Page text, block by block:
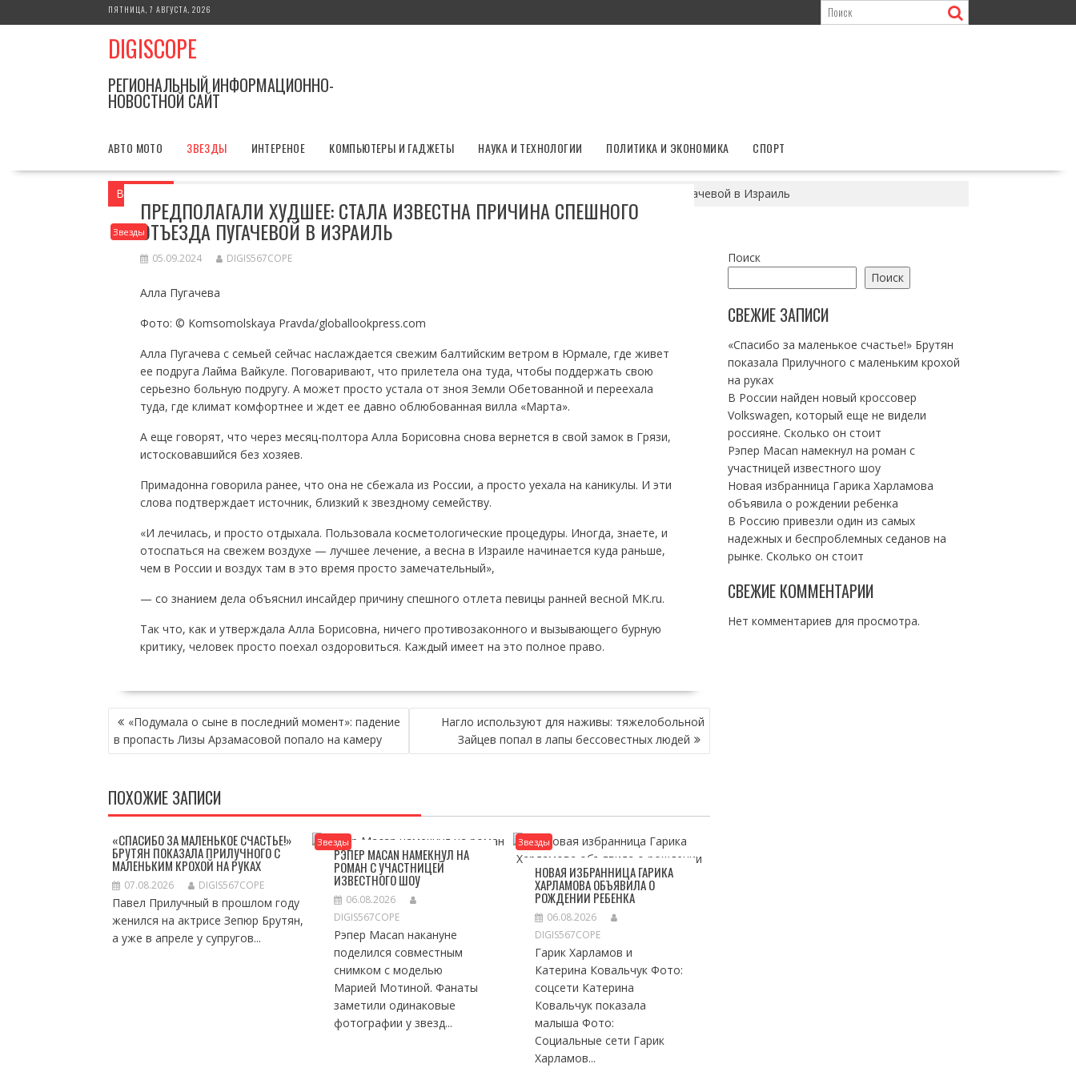
к
ПЯТНИЦА, 7 АВГУСТА, 2026
DIGISCOPE
РЕГИОНАЛЬНЫЙ ИНФОРМАЦИОННО-
НОВОСТНОЙ САЙТ
АВТО МОТО ЗВЕЗДЫ ИНТЕРЕНОЕ КОМПЬЮТЕРЫ И ГАДЖЕТЫ НАУКА И ТЕХНОЛОГИИ ПОЛИТИКА И ЭКОНОМИКА СПОРТ
Вы здесь Предполагали худшее: стала известна причина спешного отъезда Пугачевой в Израиль
Звезды
ПРЕДПОЛАГАЛИ ХУДШЕЕ: СТАЛА ИЗВЕСТНА ПРИЧИНА СПЕШНОГО
ОТЪЕЗДА ПУГАЧЕВОЙ В ИЗРАИЛЬ
05.09.2024 DIGIS567COPE
Алла Пугачева
Фото: © Komsomolskaya Pravda/globallookpress.com
Алла Пугачева с семьей сейчас наслаждается свежим балтийским ветром в Юрмале, где живет
ее подруга Лайма Вайкуле. Поговаривают, что прилетела она туда, чтобы поддержать свою
серьезно больную подругу. А может просто устала от зноя Земли Обетованной и переехала
туда, где климат комфортнее и ждет ее давно облюбованная вилла «Марта».
А еще говорят, что через месяц-полтора Алла Борисовна снова вернется в свой замок в Грязи,
истосковавшийся без хозяев.
Примадонна говорила ранее, что она не сбежала из России, а просто уехала на каникулы. И эти
слова подтверждает источник, близкий к звездному семейству.
«И лечилась, и просто отдыхала. Пользовала косметологические процедуры. Иногда, знаете, и
отоспаться на свежем воздухе — лучшее лечение, а весна в Израиле начинается куда раньше,
чем в России и воздух там в это время просто замечательный»,
— со знанием дела объяснил инсайдер причину спешного отлета певицы ранней весной МК.ru.
Так что, как и утверждала Алла Борисовна, ничего противозаконного и вызывающего бурную
критику, человек просто поехал оздоровиться. Каждый имеет на это полное право.
НАВИГАЦИЯ
ПО
ЗАПИСЯМ
«Подумала о сыне в последний момент»: падение
в пропасть Лизы Арзамасовой попало на камеру
Нагло используют для наживы: тяжелобольной
Зайцев попал в лапы бессовестных людей
ПОХОЖИЕ ЗАПИСИ
«СПАСИБО ЗА МАЛЕНЬКОЕ СЧАСТЬЕ!»
БРУТЯН ПОКАЗАЛА ПРИЛУЧНОГО С
МАЛЕНЬКИМ КРОХОЙ НА РУКАХ
07.08.2026 DIGIS567COPE
Павел Прилучный в прошлом году
женился на актрисе Зепюр Брутян,
а уже в апреле у супругов...
Звезды
РЭПЕР MACAN НАМЕКНУЛ НА
РОМАН С УЧАСТНИЦЕЙ
ИЗВЕСТНОГО ШОУ
06.08.2026
DIGIS567COPE
Рэпер Macan накануне
поделился совместным
снимком с моделью
Марией Мотиной. Фанаты
заметили одинаковые
фотографии у звезд...
Звезды
НОВАЯ ИЗБРАННИЦА ГАРИКА
ХАРЛАМОВА ОБЪЯВИЛА О
РОЖДЕНИИ РЕБЕНКА
06.08.2026
DIGIS567COPE
Гарик Харламов и
Катерина Ковальчук Фото:
соцсети Катерина
Ковальчук показала
малыша Фото:
Социальные сети Гарик
Харламов...
Поиск
Поиск
СВЕЖИЕ ЗАПИСИ
«Спасибо за маленькое счастье!» Брутян
показала Прилучного с маленьким крохой
на руках
В России найден новый кроссовер
Volkswagen, который еще не видели
россияне. Сколько он стоит
Рэпер Macan намекнул на роман с
участницей известного шоу
Новая избранница Гарика Харламова
объявила о рождении ребенка
В Россию привезли один из самых
надежных и беспроблемных седанов на
рынке. Сколько он стоит
СВЕЖИЕ КОММЕНТАРИИ
Нет комментариев для просмотра.